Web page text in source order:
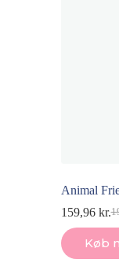
Animal
159,96 kr.
er:
Køb